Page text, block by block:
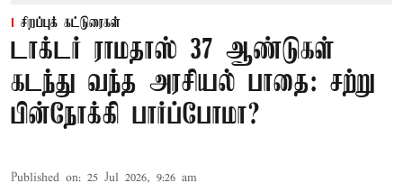
சிறப்புக் கட்டுரைகள்
டாக்டர் ராமதாஸ் 37 ஆண்டுகள்
கடந்து வந்த அரசியல் பாதை: சற்று
பின்நோக்கி பார்ப்போமா?
Published on: 25 Jul 2026, 9:26 am